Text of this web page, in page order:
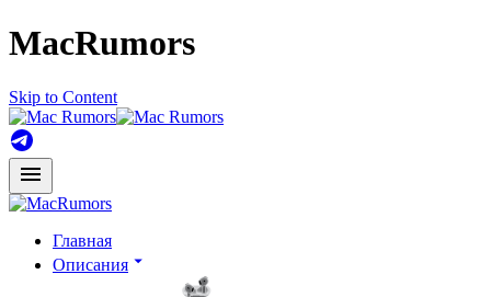
MacRumors
Skip to Content
Главная
Описания